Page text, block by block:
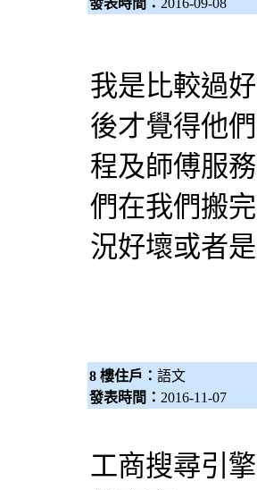
發表時間： 2016-09-08
我是比較過
後才覺得他
程及師傅服
們在我們搬
況好壞或者
8 樓住戶： 語文
發表時間： 2016-11-07
工商搜尋引